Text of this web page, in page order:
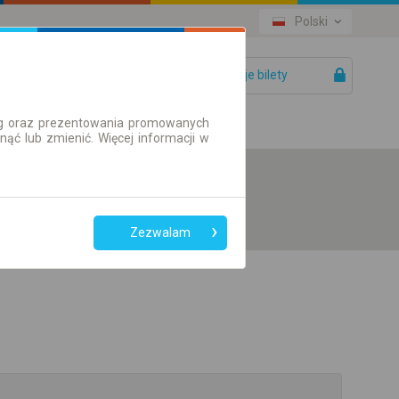
Polski
Twoje bilety
oraz prezentowania promowanych
lub zmienić. Więcej informacji w
Zezwalam